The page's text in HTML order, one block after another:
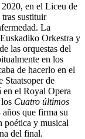
en el Liceu de
sustituir
La
Orkestra y
las orquestas del
en los
de hacerlo en el
Staatsoper de
en el Royal Opera
Cuatro últimos
que firma su
poética y musical
del final.